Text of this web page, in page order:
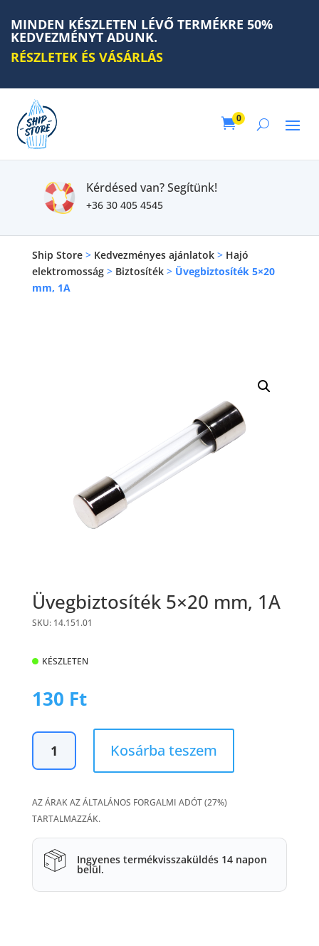
MINDEN KÉSZLETEN LÉVŐ TERMÉKRE 50%
KEDVEZMÉNYT ADUNK.
RÉSZLETEK ÉS VÁSÁRLÁS
0
Kérdésed van? Segítünk!
+36 30 405 4545
Ship Store> Kedvezményes ajánlatok> Hajó
elektromosság> Biztosíték> Üvegbiztosíték 5×20
mm, 1A
Üvegbiztosíték 5×20 mm, 1A
SKU: 14.151.01
KÉSZLETEN
130 Ft
Üvegbiztosíték
5x20
mm,
mennyiség
Kosárba teszem
AZ ÁRAK AZ ÁLTALÁNOS FORGALMI ADÓT (27%)
TARTALMAZZÁK.
Ingyenes termékvisszaküldés 14 napon
belül.